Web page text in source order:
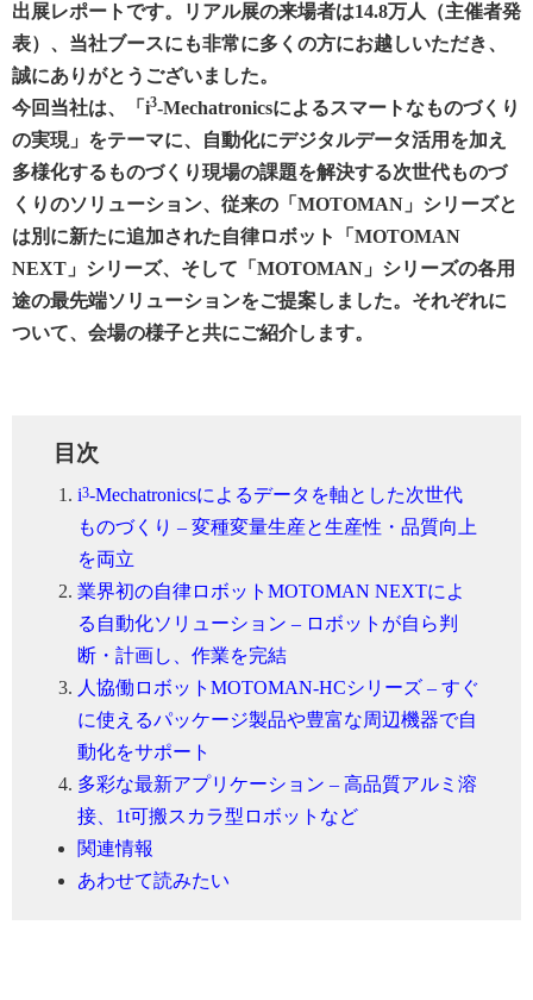
出展レポートです。リアル展の来場者は14.8万人（主催者発
表）、当社ブースにも非常に多くの方にお越しいただき、
誠にありがとうございました。
今回当社は、「i3-Mechatronicsによるスマートなものづくり
の実現」をテーマに、自動化にデジタルデータ活用を加え
多様化するものづくり現場の課題を解決する次世代ものづ
くりのソリューション、従来の「MOTOMAN」シリーズと
は別に新たに追加された自律ロボット「MOTOMAN
NEXT」シリーズ、そして「MOTOMAN」シリーズの各用
途の最先端ソリューションをご提案しました。それぞれに
ついて、会場の様子と共にご紹介します。
目次
i3-Mechatronicsによるデータを軸とした次世代
ものづくり – 変種変量生産と生産性・品質向上
を両立
業界初の自律ロボットMOTOMAN NEXTによ
る自動化ソリューション – ロボットが自ら判
断・計画し、作業を完結
人協働ロボットMOTOMAN-HCシリーズ – すぐ
に使えるパッケージ製品や豊富な周辺機器で自
動化をサポート
多彩な最新アプリケーション – 高品質アルミ溶
接、1t可搬スカラ型ロボットなど
関連情報
あわせて読みたい